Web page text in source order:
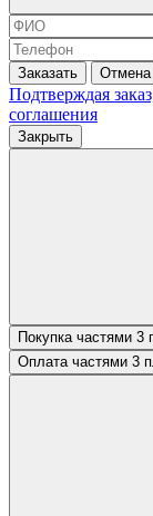
Заказать Отмена
Подтверждая
соглашения
Закрыть
Покупка частями 3
Оплата частями 3